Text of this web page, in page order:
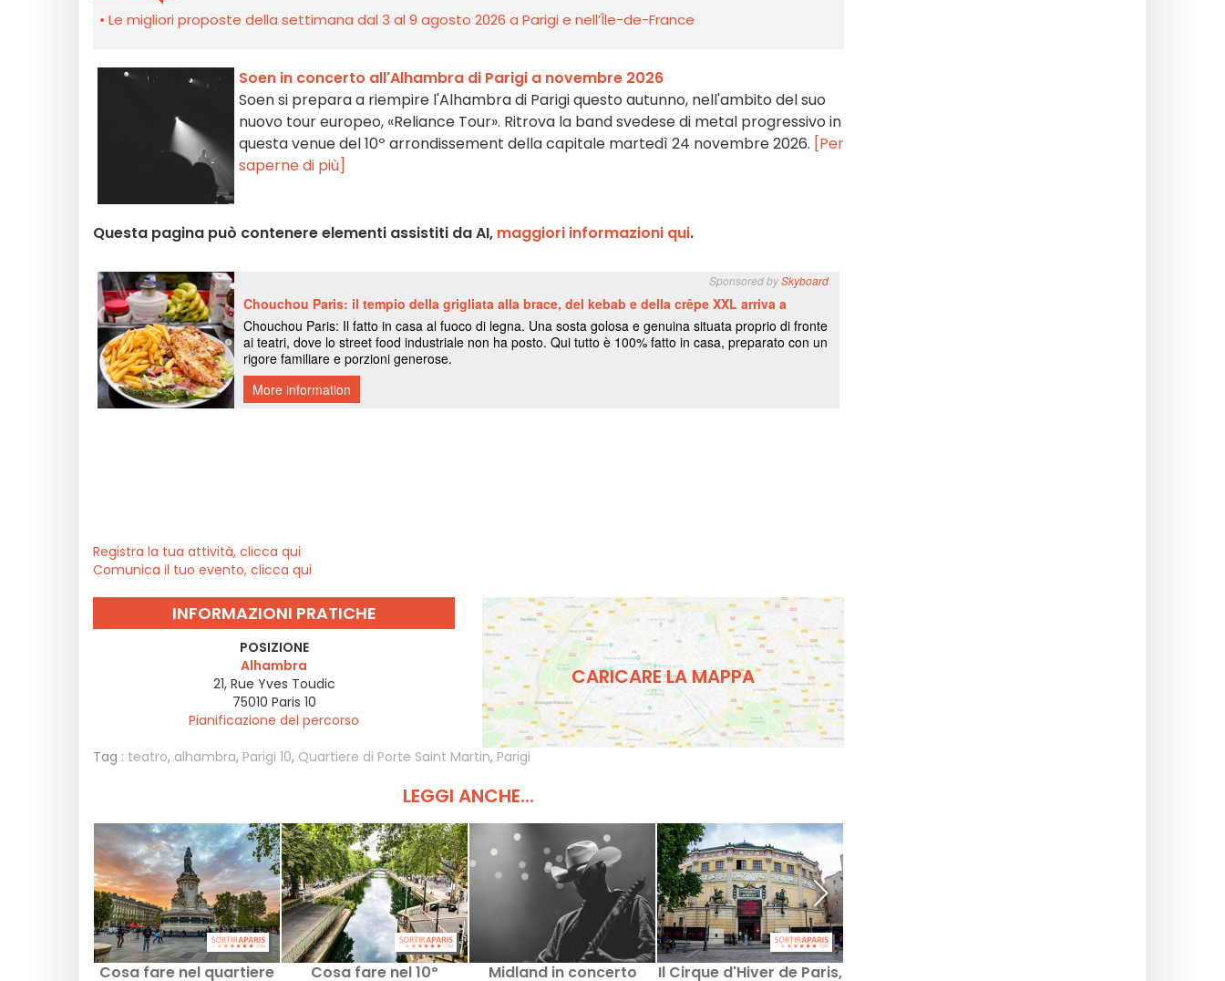
Le migliori proposte della settimana dal 3 al 9 agosto 2026 a Parigi e nell’Île-de-France
Soen in concerto all'Alhambra di Parigi a novembre 2026
Soen si prepara a riempire l'Alhambra di Parigi questo autunno, nell'ambito del suo
nuovo tour europeo, «Reliance Tour». Ritrova la band svedese di metal progressivo in
questa venue del 10º arrondissement della capitale martedì 24 novembre 2026. [Per
saperne di più]
Questa pagina può contenere elementi assistiti da AI, maggiori informazioni qui.
Registra la tua attività, clicca qui
Comunica il tuo evento, clicca qui
INFORMAZIONI PRATICHE
POSIZIONE
Alhambra
21, Rue Yves Toudic
75010 Paris 10
Pianificazione del percorso
CARICARE LA MAPPA
Tag : teatro, alhambra, Parigi 10, Quartiere di Porte Saint Martin, Parigi
LEGGI ANCHE...
Cosa fare nel quartiere
Cosa fare nel 10º
Midland in concerto
Il Cirque d'Hiver de Paris,